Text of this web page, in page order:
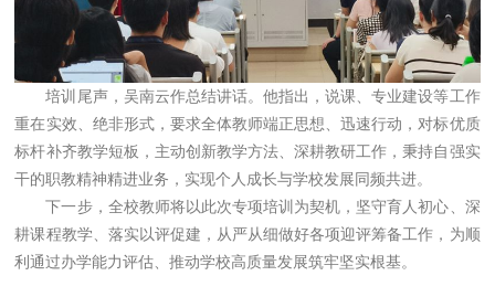
培训尾声，吴南云作总结讲话。他指出，说课、专业建设等工作
重在实效、绝非形式，要求全体教师端正思想、迅速行动，对标优质
标杆补齐教学短板，主动创新教学方法、深耕教研工作，秉持自强实
干的职教精神精进业务，实现个人成长与学校发展同频共进。
下一步，全校教师将以此次专项培训为契机，坚守育人初心、深
耕课程教学、落实以评促建，从严从细做好各项迎评筹备工作，为顺
利通过办学能力评估、推动学校高质量发展筑牢坚实根基。